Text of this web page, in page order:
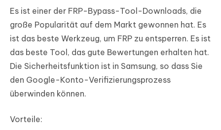
Es ist einer der FRP-Bypass-Tool-Downloads, die
große Popularität auf dem Markt gewonnen hat. Es
ist das beste Werkzeug, um FRP zu entsperren. Es ist
das beste Tool, das gute Bewertungen erhalten hat.
Die Sicherheitsfunktion ist in Samsung, so dass Sie
den Google-Konto-Verifizierungsprozess
überwinden können.
Vorteile: